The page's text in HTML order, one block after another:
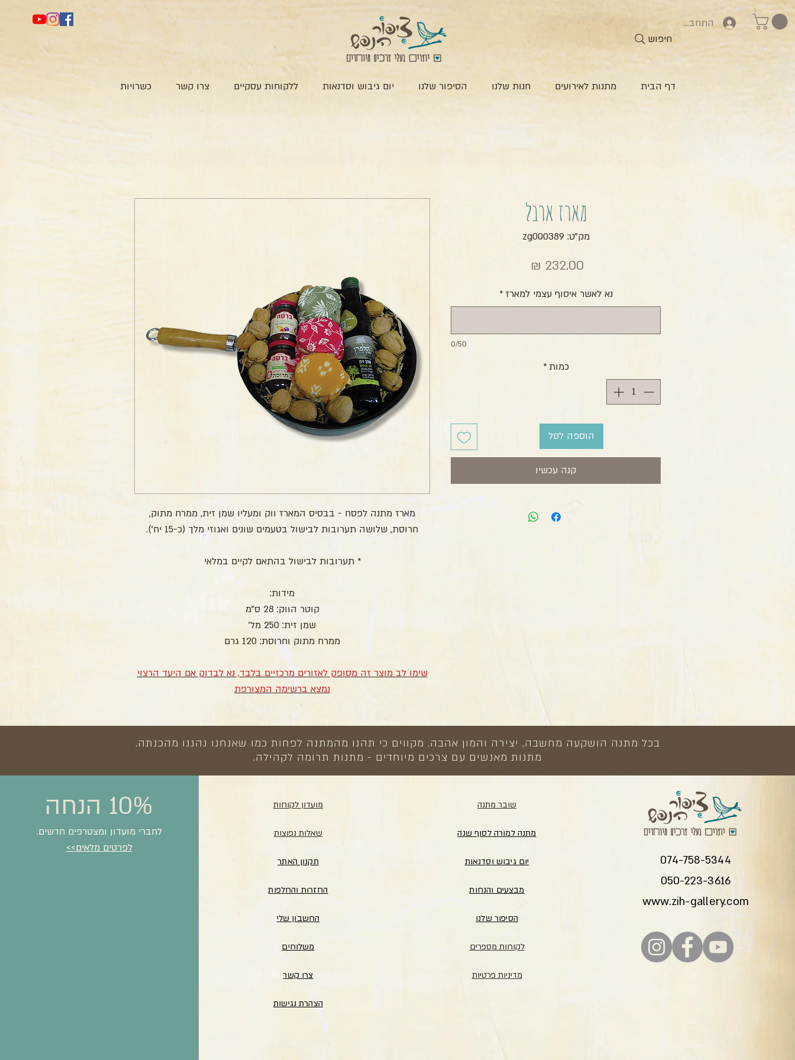
התחברות
חיפוש
דף הבית מתנות לאירועים חנות שלנו הסיפור שלנו יום גיבוש וסדנאות ללקוחות עסקיים צרו קשר כשרויות
מארז מתנה לפסח - בבסיס המארז ווק ומעליו שמן זית, ממרח מתוק,
חרוסת, שלושה תערובות לבישול בטעמים שונים ואגוזי מלך (כ-15 יח').
* תערובות לבישול בהתאם לקיים במלאי
מידות:
קוטר הווק: 28 ס"מ
שמן זית: 250 מל'
ממרח מתוק וחרוסת: 120 גרם
שימו לב מוצר זה מסופק לאזורים מרכזיים בלבד, נא לבדוק אם היעד הרצוי
נמצא ברשימה המצורפת
מארז ארבל
מק"ט: zg000389
נא לאשר איסוף עצמי למארז *
0/50
כמות *
הוספה לסל
קנה עכשיו
בכל מתנה הושקעה מחשבה, יצירה והמון אהבה. מקווים כי תהנו מהמתנה לפחות כמו שאנחנו נהננו מהכנתה.
מתנות מאנשים עם צרכים מיוחדים - מתנות תרומה לקהילה.
10% הנחה
לחברי מועדון ומצטרפים חדשים.
לפרטים מלאים>>
מועדון לקוחות
שאלות נפוצות
תקנון האתר
החזרות והחלפות
החשבון שלי
משלוחים
צרו קשר
הצהרת נגישות
שובר מתנה
מתנה למורה לסוף שנה
יום גיבוש וסדנאות
מבצעים והנחות
הסיפור שלנו
לקוחות מספרים
מדיניות פרטיות
074-758-5344
050-223-3616
www.zih-gallery.com